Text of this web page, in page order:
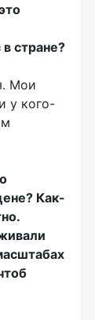
стране?
Мои
у кого-
Как-